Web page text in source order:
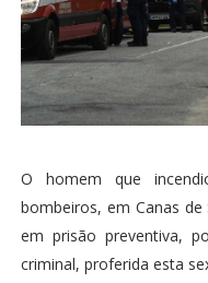
O homem que
bombeiros, em Canas
em prisão preventiva,
criminal, proferida esta